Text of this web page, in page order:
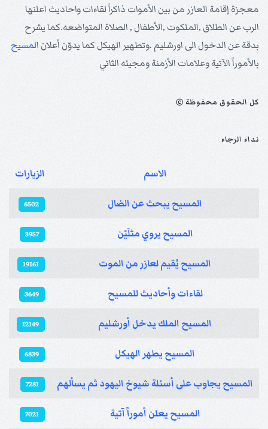
معجزة إقامة العازر من بين الأموات ذاكراً لقاءات واحاديث اعلنها
الرب عن الطلاق ,الملكوت ,الأطفال , الصلاة المتواضعه.كما يشرح
بدقة عن الدخول الى اورشليم .وتطهير الهيكل كما يدوّن أعلان المسيح
بالأموراً الآتية وعلامات الأزمنة ومجيئه الثاني
© كل الحقوق محفوظة
نداء الرجاء
الاسم الزيارات
المسيح يبحث عن الضال 6502
المسيح يروي مثلَيْن 3957
المسيح يُقيم لعازر من الموت 19161
لقاءات وأحاديث للمسيح 3649
المسيح الملك يدخل أورشليم 12149
المسيح يطهر الهيكل 6839
المسيح يجاوب على أسئلة شيوخ اليهود ثم يسألهم 7281
المسيح يعلن أموراً آتية 7021